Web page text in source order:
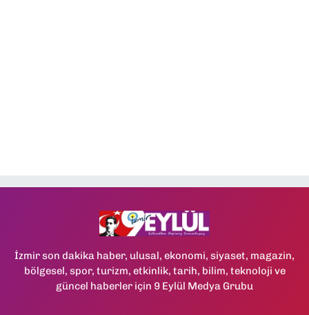
İzmir son dakika haber, ulusal, ekonomi, siyaset, magazin,
bölgesel, spor, turizm, etkinlik, tarih, bilim, teknoloji ve
güncel haberler için 9 Eylül Medya Grubu